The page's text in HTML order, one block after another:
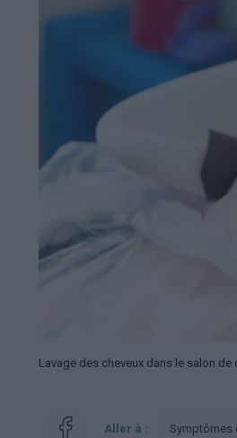
Lavage des cheveux dans le salon de
Aller à : Symptômes